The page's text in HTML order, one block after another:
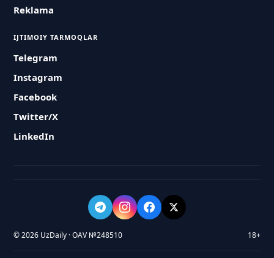
Reklama
IJTIMOIY TARMOQLAR
Telegram
Instagram
Facebook
Twitter/X
LinkedIn
© 2026 UzDaily · OAV №248510 18+